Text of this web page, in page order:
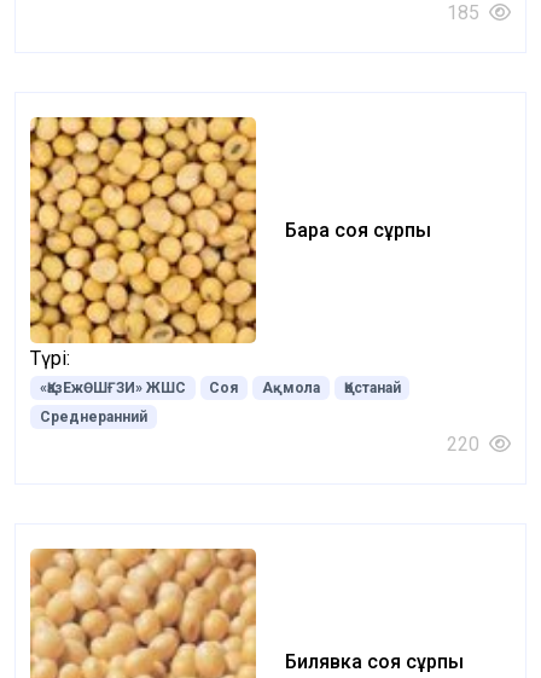
185
Бара соя сұрпы
Түрі:
«ҚазЕжӨШҒЗИ» ЖШС Соя Ақмола
Қостанай
Среднеранний
220
Билявка соя сұрпы